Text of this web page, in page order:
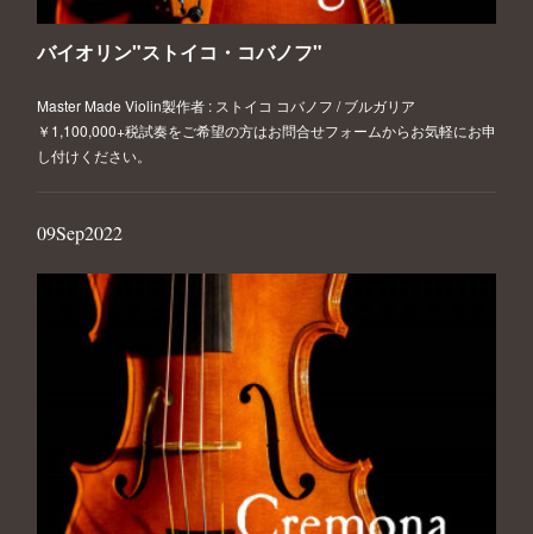
バイオリン"ストイコ・コバノフ"
Master Made Violin製作者 : ストイコ コバノフ / ブルガリア
￥1,100,000+税試奏をご希望の方はお問合せフォームからお気軽にお申
し付けください。
09Sep2022